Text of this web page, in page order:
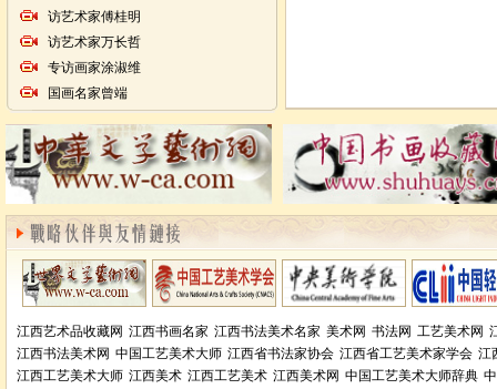
访艺术家傅桂明
访艺术家万长哲
专访画家涂淑维
国画名家曾端
江西艺术品收藏网 江西书画名家 江西书法美术名家 美术网 书法网 工艺美术网
江西书法美术网 中国工艺美术大师 江西省书法家协会 江西省工艺美术家学会 江
江西工艺美术大师 江西美术 江西工艺美术 江西美术网 中国工艺美术大师辞典